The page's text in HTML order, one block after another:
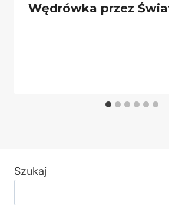
Wędrówka przez
Szukaj